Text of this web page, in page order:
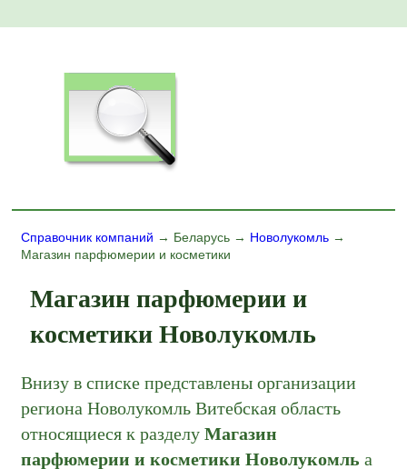
Справочник компаний → Беларусь → Новолукомль →
Магазин парфюмерии и косметики
Магазин парфюмерии и
косметики Новолукомль
Внизу в списке представлены организации
региона Новолукомль Витебская область
относящиеся к разделуМагазин
парфюмерии и косметики Новолукомль а